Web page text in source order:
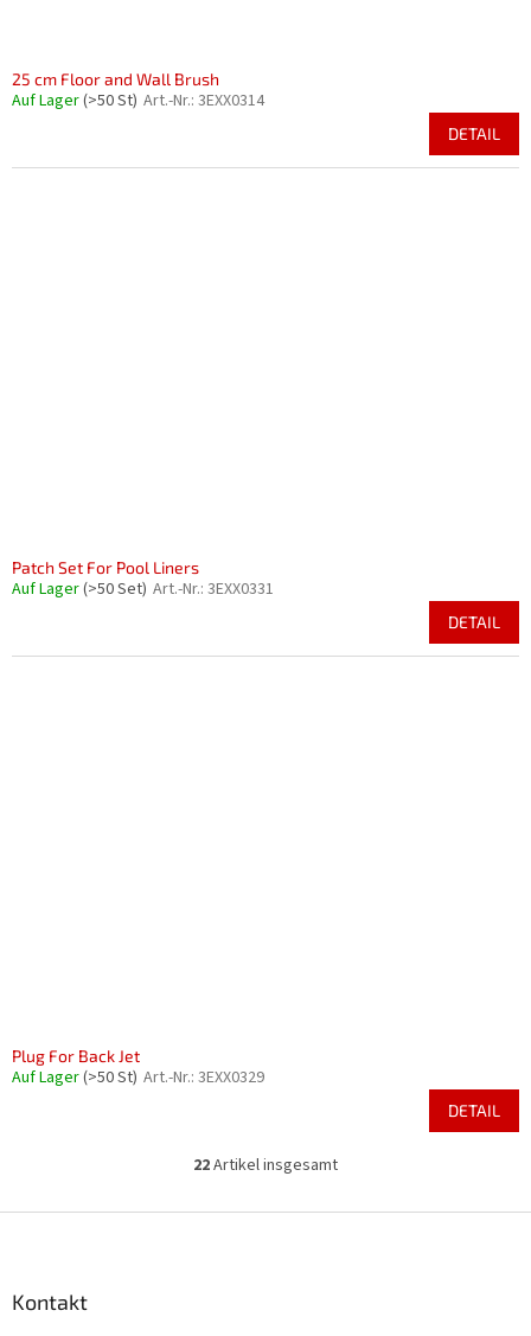
25 cm Floor and Wall Brush
Auf Lager(>50 St) Art.-Nr.: 3EXX0314
DETAIL
Patch Set For Pool Liners
Auf Lager(>50 Set) Art.-Nr.: 3EXX0331
DETAIL
Plug For Back Jet
Auf Lager(>50 St) Art.-Nr.: 3EXX0329
DETAIL
S
e
22Artikel insgesamt
Kontakt